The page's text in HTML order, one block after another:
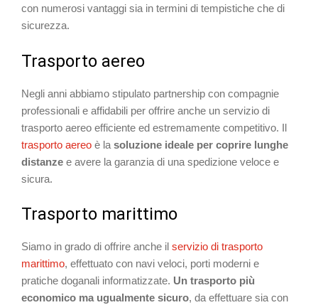
con numerosi vantaggi sia in termini di tempistiche che di
sicurezza.
Trasporto aereo
Negli anni abbiamo stipulato partnership con compagnie
professionali e affidabili per offrire anche un servizio di
trasporto aereo efficiente ed estremamente competitivo. Il
trasporto aereo è la soluzione ideale per coprire lunghe
distanze e avere la garanzia di una spedizione veloce e
sicura.
Trasporto marittimo
Siamo in grado di offrire anche il servizio di trasporto
marittimo, effettuato con navi veloci, porti moderni e
pratiche doganali informatizzate. Un trasporto più
economico ma ugualmente sicuro, da effettuare sia con